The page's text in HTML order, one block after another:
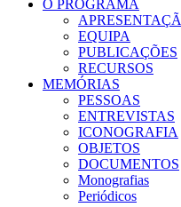
O PROGRAMA
EQUIPA
PUBLICAÇÕES
RECURSOS
MEMÓRIAS
PESSOAS
ENTREVISTAS
ICONOGRAFIA
OBJETOS
DOCUMENTOS
Monografias
Periódicos